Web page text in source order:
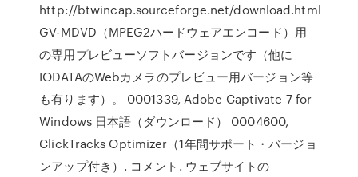
http://btwincap.sourceforge.net/download.html
GV-MDVD（MPEG2ハードウェアエンコード）用
の専用プレビューソフトバージョンです（他に
IODATAのWebカメラのプレビュー用バージョン等
も有ります）。 0001339, Adobe Captivate 7 for
Windows 日本語（ダウンロード） 0004600,
ClickTracks Optimizer（1年間サポート・バージョ
ンアップ付き）. コメント. ウェブサイトの